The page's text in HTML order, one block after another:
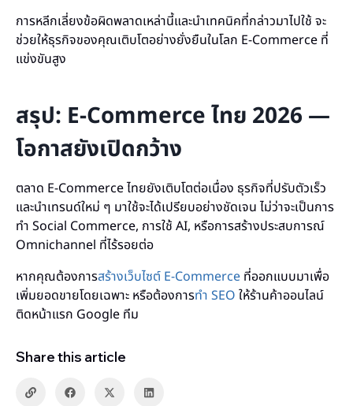
การหลีกเลี่ยงข้อผิดพลาดเหล่านี้และนำเทคนิคที่กล่าวมาไปใช้ จะ
ช่วยให้ธุรกิจของคุณเติบโตอย่างยั่งยืนในโลก E-Commerce ที่
แข่งขันสูง
สรุป: E-Commerce ไทย 2026 —
โอกาสยังเปิดกว้าง
ตลาด E-Commerce ไทยยังเติบโตต่อเนื่อง ธุรกิจที่ปรับตัวเร็ว
และนำเทรนด์ใหม่ ๆ มาใช้จะได้เปรียบอย่างชัดเจน ไม่ว่าจะเป็นการ
ทำ Social Commerce, การใช้ AI, หรือการสร้างประสบการณ์
Omnichannel ที่ไร้รอยต่อ
หากคุณต้องการสร้างเว็บไซต์ E-Commerce ที่ออกแบบมาเพื่อ
เพิ่มยอดขายโดยเฉพาะ หรือต้องการทำ SEO ให้ร้านค้าออนไลน์
ติดหน้าแรก Google ทีม
Share this article